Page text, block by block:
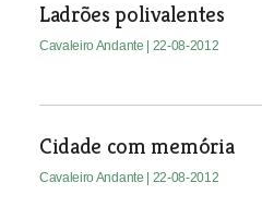
Ladrões polivalentes
Cavaleiro Andante | 22-08-2012
Cidade com memória
Cavaleiro Andante | 22-08-2012